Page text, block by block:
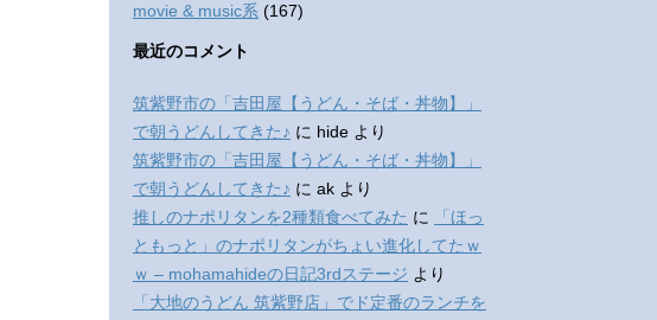
movie & music系 (167)
最近のコメント
筑紫野市の「吉田屋【うどん・そば・丼物】」
で朝うどんしてきた♪ に hide より
筑紫野市の「吉田屋【うどん・そば・丼物】」
で朝うどんしてきた♪ に ak より
推しのナポリタンを2種類食べてみた に
「ほっ
ともっと」のナポリタンがちょい進化してたｗ
ｗ – mohamahideの日記3rdステージ より
「大地のうどん 筑紫野店」でド定番のランチを